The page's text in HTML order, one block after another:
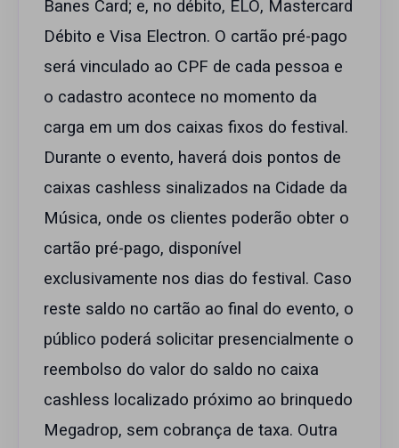
Banes Card; e, no débito, ELO, Mastercard
Débito e Visa Electron. O cartão pré-pago
será vinculado ao CPF de cada pessoa e
o cadastro acontece no momento da
carga em um dos caixas fixos do festival.
Durante o evento, haverá dois pontos de
caixas cashless sinalizados na Cidade da
Música, onde os clientes poderão obter o
cartão pré-pago, disponível
exclusivamente nos dias do festival. Caso
reste saldo no cartão ao final do evento, o
público poderá solicitar presencialmente o
reembolso do valor do saldo no caixa
cashless localizado próximo ao brinquedo
Megadrop, sem cobrança de taxa. Outra